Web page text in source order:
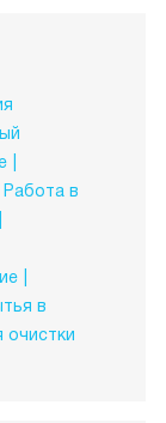
Работа в
в
очистки